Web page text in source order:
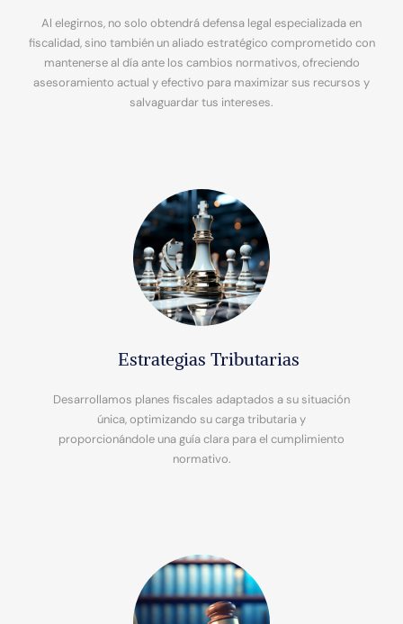
Al elegirnos, no solo obtendrá defensa legal especializada en
fiscalidad, sino también un aliado estratégico comprometido con
mantenerse al día ante los cambios normativos, ofreciendo
asesoramiento actual y efectivo para maximizar sus recursos y
salvaguardar tus intereses.
Estrategias Tributarias
Desarrollamos planes fiscales adaptados a su situación
única, optimizando su carga tributaria y
proporcionándole una guía clara para el cumplimiento
normativo.